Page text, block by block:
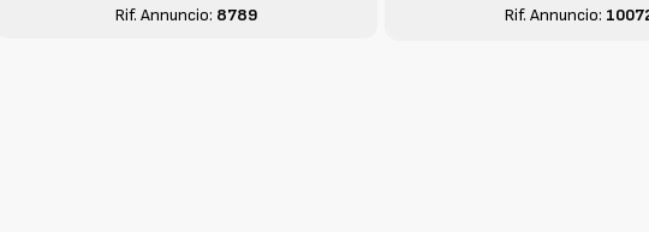
Rif. Annuncio: 8789 Rif. Annuncio: